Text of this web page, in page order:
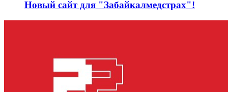
Новый сайт для "Забайкалмедстрах"!